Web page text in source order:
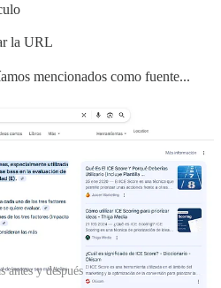
la URL
mencionados como fuente...
antes y después